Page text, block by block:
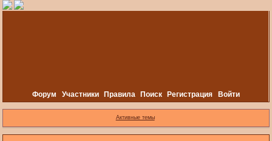
Форум Участники Правила Поиск Регистрация Войти
Активные темы